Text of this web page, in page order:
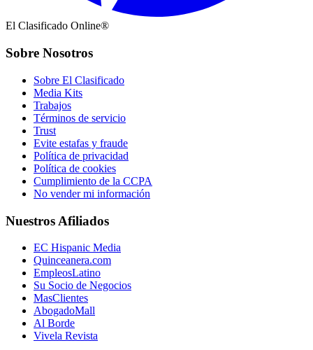
El Clasificado Online®
Sobre Nosotros
Sobre El Clasificado
Media Kits
Trabajos
Términos de servicio
Trust
Evite estafas y fraude
Política de privacidad
Política de cookies
Cumplimiento de la CCPA
No vender mi información
Nuestros Afiliados
EC Hispanic Media
Quinceanera.com
EmpleosLatino
Su Socio de Negocios
MasClientes
AbogadoMall
Al Borde
Vivela Revista